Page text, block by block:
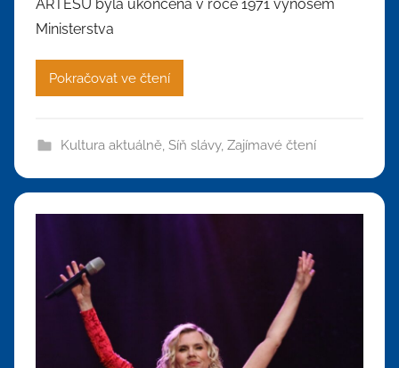
ARTESU byla ukončena v roce 1971 výnosem
Ministerstva
Pokračovat ve čtení
Kultura aktuálně, Síň slávy, Zajímavé čtení